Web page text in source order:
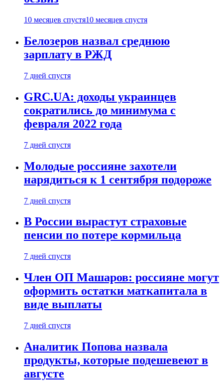
10 месяцев спустя10 месяцев спустя
Белозеров назвал среднюю
зарплату в РЖД
7 дней спустя
GRC.UA: доходы украинцев
сократились до минимума с
февраля 2022 года
7 дней спустя
Молодые россияне захотели
нарядиться к 1 сентября подороже
7 дней спустя
В России вырастут страховые
пенсии по потере кормильца
7 дней спустя
Член ОП Машаров: россияне могут
оформить остатки маткапитала в
виде выплаты
7 дней спустя
Аналитик Попова назвала
продукты, которые подешевеют в
августе